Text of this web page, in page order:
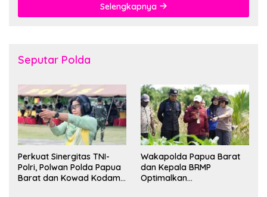
Selengkapnya
Seputar Polda
Perkuat Sinergitas TNI-
Polri, Polwan Polda Papua
Barat dan Kowad Kodam
Wakapolda Papua Barat
dan Kepala BRMP
Optimalkan